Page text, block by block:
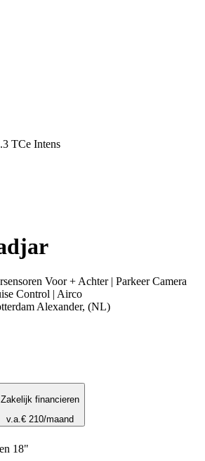
TCe Intens
Voor + Achter | Parkeer Camera
Control | Airco
Alexander, (NL)
Zakelijk financieren
v.a.€ 210/maand
18"